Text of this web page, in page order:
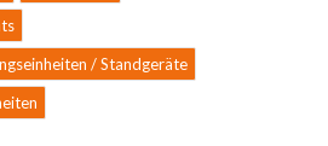
/ Standgeräte